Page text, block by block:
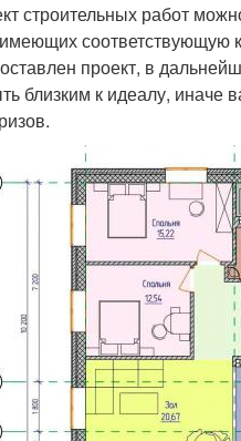
строительных работ
соответствующую
проект, в
близким к идеалу, иначе